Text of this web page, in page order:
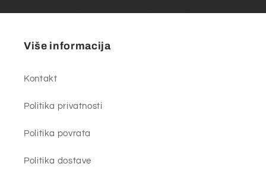
Više informacija
Kontakt
Politika privatnosti
Politika povrata
Politika dostave